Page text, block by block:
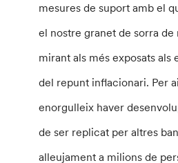
mesures de suport amb el
el nostre granet de sorra
mirant als més exposats als
del repunt inflacionari. Per
enorgulleix haver
de ser replicat per altres
alleujament a milions de